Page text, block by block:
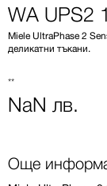
WA UPS2
Miele UltraPhase 2
деликатни тъкани.
**
NaN лв.
Още